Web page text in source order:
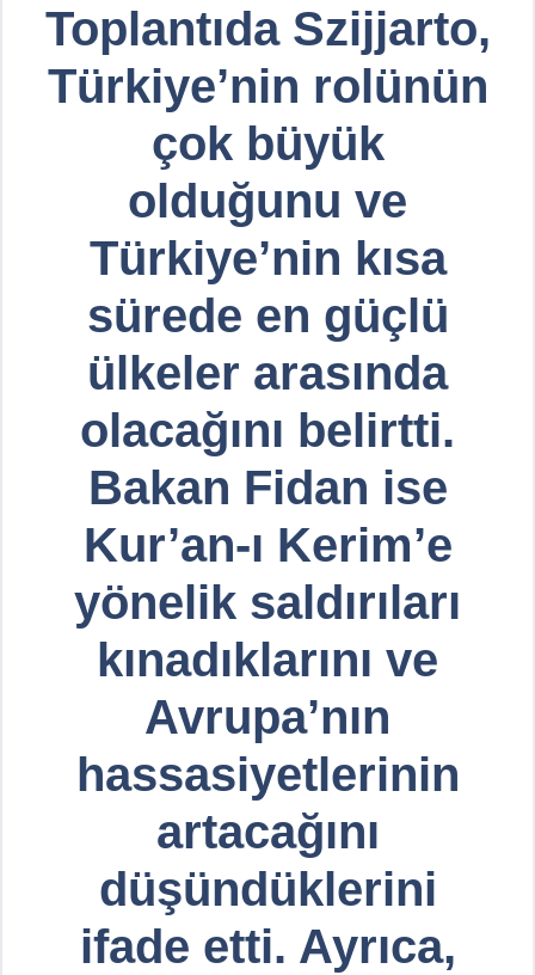
Toplantıda Szijjarto,
Türkiye’nin rolünün
çok büyük
olduğunu ve
Türkiye’nin kısa
sürede en güçlü
ülkeler arasında
olacağını belirtti.
Bakan Fidan ise
Kur’an-ı Kerim’e
yönelik saldırıları
kınadıklarını ve
Avrupa’nın
hassasiyetlerinin
artacağını
düşündüklerini
ifade etti. Ayrıca,